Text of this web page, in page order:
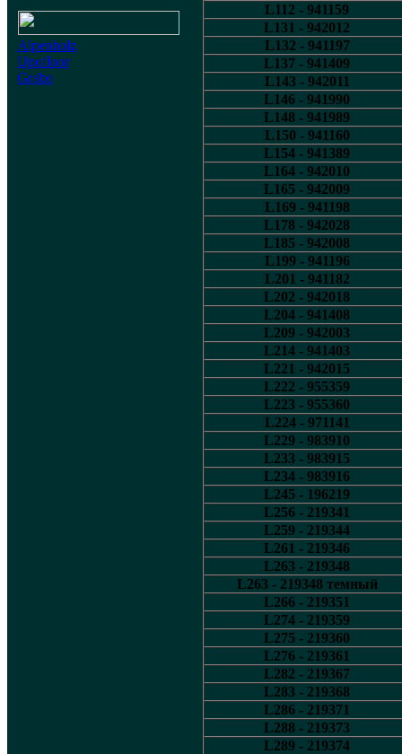
Alpenholz
Upofloor
Grabo
L112 - 941159
L131 - 942012
L132 - 941197
L137 - 941409
L143 - 942011
L146 - 941990
L148 - 941989
L150 - 941160
L154 - 941389
L164 - 942010
L165 - 942009
L169 - 941198
L178 - 942028
L185 - 942008
L199 - 941196
L201 - 941182
L202 - 942018
L204 - 941408
L209 - 942003
L214 - 941403
L221 - 942015
L222 - 955359
L223 - 955360
L224 - 971141
L229 - 983910
L233 - 983915
L234 - 983916
L245 - 196219
L256 - 219341
L259 - 219344
L261 - 219346
L263 - 219348
L263 - 219348 темный
L266 - 219351
L274 - 219359
L275 - 219360
L276 - 219361
L282 - 219367
L283 - 219368
L286 - 219371
L288 - 219373
L289 - 219374